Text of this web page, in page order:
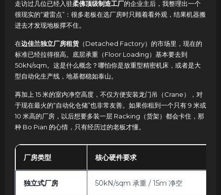
走访过几位已经入驻柔佛顶级制造工厂的企业主后，我整理出一个
很现实的“避雷点”：很多老板在选厂房时只顾着看外观，结果机器搬
进去才发现地板撑不住。
在边佳兰独立厂房租赁 （Detached Factory）的市场里，现在的
标准已经拉得很高。底层承重（Floor Loading）基本要去到
50kN/sqm。这是什么概念？哪怕你是放重型精密机床，或者是大
型自动化生产线，地基都稳如泰山。
再加上 15 米的室内净空高度，不仅方便安装龙门吊（Crane），对
于现在最火的“自动化仓储”也非常友善。如果你租到一个只有 9 米或
10 米高的厂房，以后想要多装一层 Racking（货架）都会卡住，那
种 Bo Pian 的心情，只有经历过的老板才懂。
厂房类型 核心硬件要求
独立式厂房 50kN/sqm 承重 / 15m 净空